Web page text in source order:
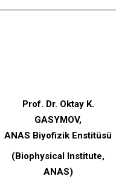
Prof. Dr. Oktay K.
GASYMOV,
ANAS Biyofizik Enstitüsü
(Biophysical Institute,
ANAS)